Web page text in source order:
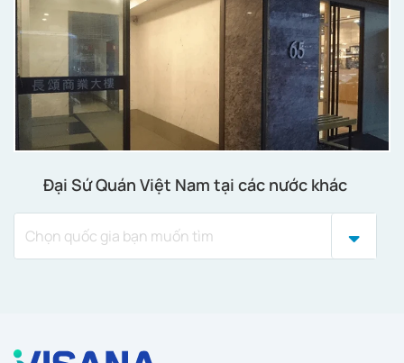
Đại Sứ Quán Việt Nam tại các nước khác